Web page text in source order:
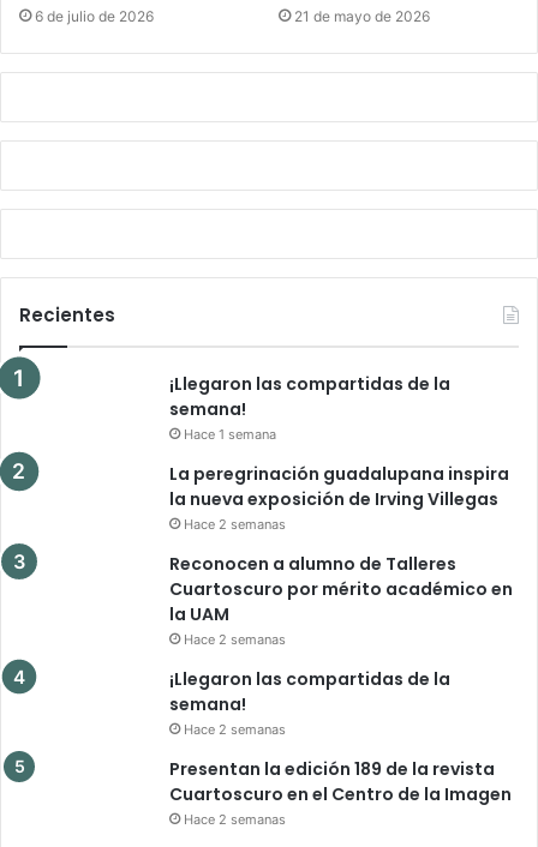
6 de julio de 2026 21 de mayo de 2026
Recientes
¡Llegaron las compartidas de la
semana!
Hace 1 semana
La peregrinación guadalupana inspira
la nueva exposición de Irving Villegas
Hace 2 semanas
Reconocen a alumno de Talleres
Cuartoscuro por mérito académico en
la UAM
Hace 2 semanas
¡Llegaron las compartidas de la
semana!
Hace 2 semanas
Presentan la edición 189 de la revista
Cuartoscuro en el Centro de la Imagen
Hace 2 semanas